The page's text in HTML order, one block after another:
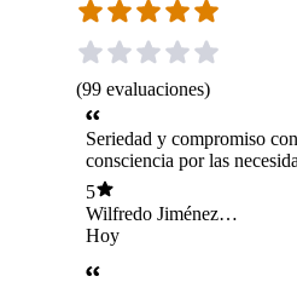
(99 evaluaciones)
Seriedad y compromiso
consciencia por las
cada paciente. Atención
5
Wilfredo Jiménez
Bustos
Hoy